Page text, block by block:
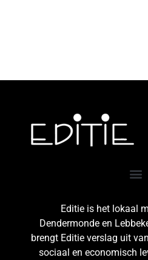
Editie is het lokaal
Dendermonde en
brengt Editie verslag uit
sociaal en economisch